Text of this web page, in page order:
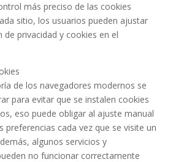
más preciso de las cookies
sitio, los usuarios pueden ajustar
de privacidad y cookies en el
de los navegadores modernos se
para evitar que se instalen cookies
eso puede obligar al ajuste manual
preferencias cada vez que se visite un
algunos servicios y
no funcionar correctamente